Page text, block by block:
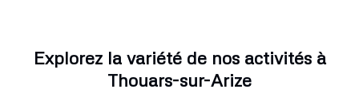
Explorez la variété de nos activités à
Thouars-sur-Arize